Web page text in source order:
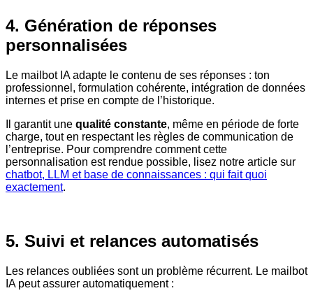
4. Génération de réponses
personnalisées
Le mailbot IA adapte le contenu de ses réponses : ton
professionnel, formulation cohérente, intégration de données
internes et prise en compte de l’historique.
Il garantit une qualité constante, même en période de forte
charge, tout en respectant les règles de communication de
l’entreprise. Pour comprendre comment cette
personnalisation est rendue possible, lisez notre article sur
chatbot, LLM et base de connaissances : qui fait quoi
exactement.
5. Suivi et relances automatisés
Les relances oubliées sont un problème récurrent. Le mailbot
IA peut assurer automatiquement :